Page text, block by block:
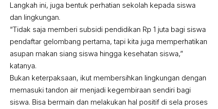
Langkah ini, juga bentuk perhatian sekolah kepada siswa
dan lingkungan.
“Tidak saja memberi subsidi pendidikan Rp 1 juta bagi siswa
pendaftar gelombang pertama, tapi kita juga memperhatikan
asupan makan siang siswa hingga kesehatan siswa,”
katanya.
Bukan keterpaksaan, ikut membersihkan lingkungan dengan
memasuki tandon air menjadi kegembiraan sendiri bagi
siswa. Bisa bermain dan melakukan hal positif di sela proses